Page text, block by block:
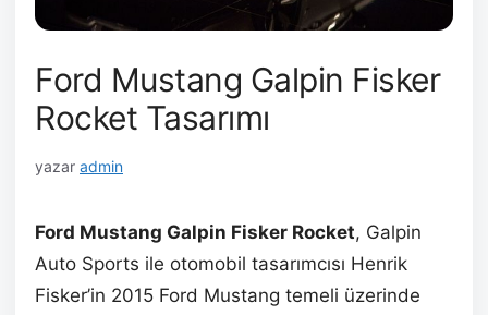
Ford Mustang Galpin Fisker
Rocket Tasarımı
yazar admin
Ford Mustang Galpin Fisker Rocket, Galpin
Auto Sports ile otomobil tasarımcısı Henrik
Fisker’in 2015 Ford Mustang temeli üzerinde